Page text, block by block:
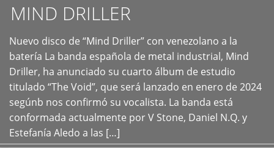
MIND DRILLER
Nuevo disco de “Mind Driller” con venezolano a la
batería La banda española de metal industrial, Mind
Driller, ha anunciado su cuarto álbum de estudio
titulado “The Void”, que será lanzado en enero de 2024
segúnb nos confirmó su vocalista. La banda está
conformada actualmente por V Stone, Daniel N.Q. y
Estefanía Aledo a las […]
+